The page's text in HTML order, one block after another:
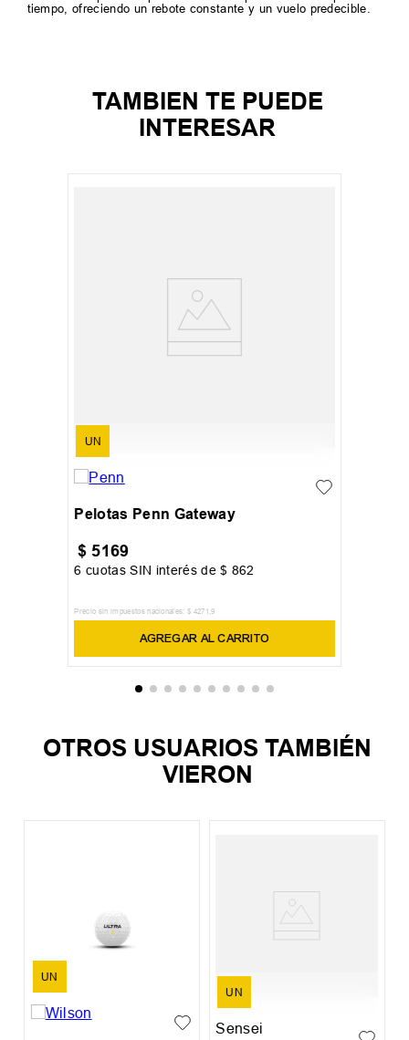
tiempo, ofreciendo un rebote constante y un vuelo predecible.
TAMBIEN TE PUEDE
INTERESAR
UN
Pelotas Penn Gateway
$ 5169
6 cuotas SIN interés de$ 862
Precio sin impuestos nacionales: $ 4271 ,9
AGREGAR AL CARRITO
OTROS USUARIOS TAMBIÉN
VIERON
UN
UN
Sensei